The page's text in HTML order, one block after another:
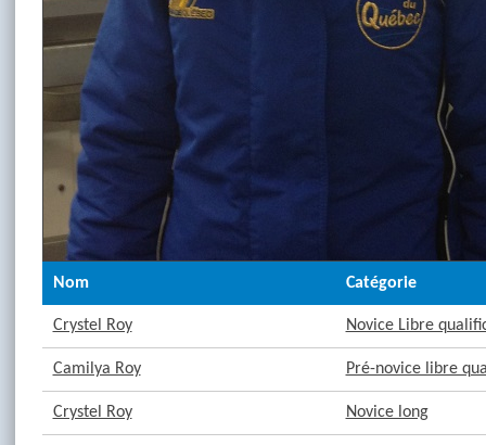
Nom Catégorie
Crystel Roy Novice Libre
Camilya Roy Pré-novice libre
Crystel Roy Novice long